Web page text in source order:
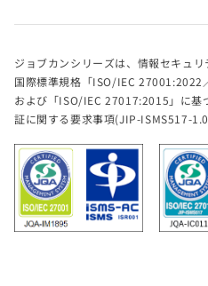
ジョブカンシリーズは、情報セキュ
国際標準規格「ISO/IEC
および「ISO/IEC 27017:2015」に基
証に関する要求事項(JIP-ISMS517-